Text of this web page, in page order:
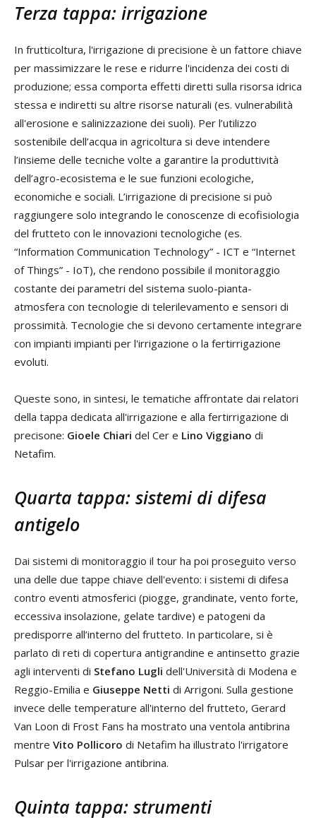
Terza tappa: irrigazione
In frutticoltura, l'irrigazione di precisione è un fattore chiave
per massimizzare le rese e ridurre l'incidenza dei costi di
produzione; essa comporta effetti diretti sulla risorsa idrica
stessa e indiretti su altre risorse naturali (es. vulnerabilità
all'erosione e salinizzazione dei suoli). Per l’utilizzo
sostenibile dell’acqua in agricoltura si deve intendere
l’insieme delle tecniche volte a garantire la produttività
dell’agro-ecosistema e le sue funzioni ecologiche,
economiche e sociali. L’irrigazione di precisione si può
raggiungere solo integrando le conoscenze di ecofisiologia
del frutteto con le innovazioni tecnologiche (es.
“Information Communication Technology” - ICT e “Internet
of Things” - IoT), che rendono possibile il monitoraggio
costante dei parametri del sistema suolo-pianta-
atmosfera con tecnologie di telerilevamento e sensori di
prossimità. Tecnologie che si devono certamente integrare
con impianti impianti per l'irrigazione o la fertirrigazione
evoluti.
Queste sono, in sintesi, le tematiche affrontate dai relatori
della tappa dedicata all'irrigazione e alla fertirrigazione di
precisone: Gioele Chiari del Cer e Lino Viggiano di
Netafim.
Quarta tappa: sistemi di difesa
antigelo
Dai sistemi di monitoraggio il tour ha poi proseguito verso
una delle due tappe chiave dell'evento: i sistemi di difesa
contro eventi atmosferici (piogge, grandinate, vento forte,
eccessiva insolazione, gelate tardive) e patogeni da
predisporre all’interno del frutteto. In particolare, si è
parlato di reti di copertura antigrandine e antinsetto grazie
agli interventi di Stefano Lugli dell'Università di Modena e
Reggio-Emilia e Giuseppe Netti di Arrigoni. Sulla gestione
invece delle temperature all'interno del frutteto, Gerard
Van Loon di Frost Fans ha mostrato una ventola antibrina
mentre Vito Pollicoro di Netafim ha illustrato l'irrigatore
Pulsar per l'irrigazione antibrina.
Quinta tappa: strumenti